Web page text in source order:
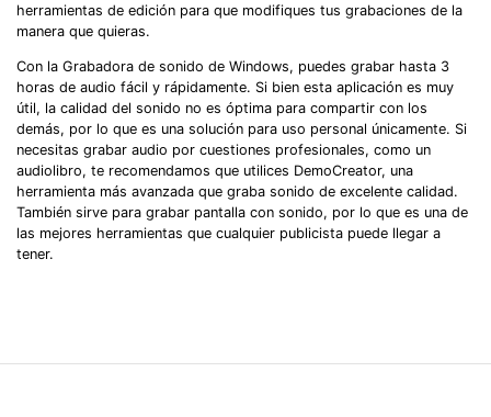
herramientas de edición para que modifiques tus grabaciones de la
manera que quieras.
Con la Grabadora de sonido de Windows, puedes grabar hasta 3
horas de audio fácil y rápidamente. Si bien esta aplicación es muy
útil, la calidad del sonido no es óptima para compartir con los
demás, por lo que es una solución para uso personal únicamente. Si
necesitas grabar audio por cuestiones profesionales, como un
audiolibro, te recomendamos que utilices DemoCreator, una
herramienta más avanzada que graba sonido de excelente calidad.
También sirve para grabar pantalla con sonido, por lo que es una de
las mejores herramientas que cualquier publicista puede llegar a
tener.